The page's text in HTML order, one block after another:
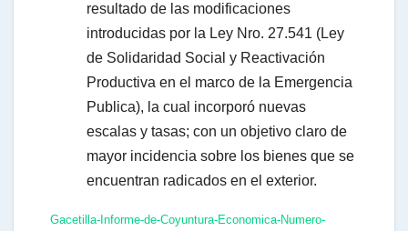
resultado de las modificaciones
introducidas por la Ley Nro. 27.541 (Ley
de Solidaridad Social y Reactivación
Productiva en el marco de la Emergencia
Publica), la cual incorporó nuevas
escalas y tasas; con un objetivo claro de
mayor incidencia sobre los bienes que se
encuentran radicados en el exterior.
Gacetilla-Informe-de-Coyuntura-Economica-Numero-